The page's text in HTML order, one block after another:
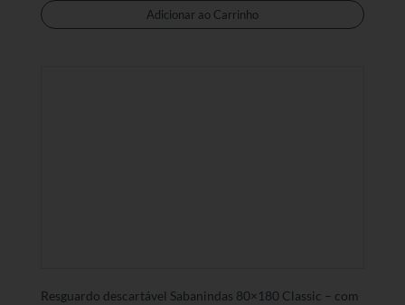
Adicionar ao Carrinho
Resguardo descartável Sabanindas 80×180 Classic – com